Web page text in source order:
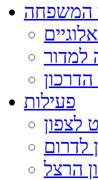
המשפחה
למדור
פעילות
לצפון
לדרום
הרצל